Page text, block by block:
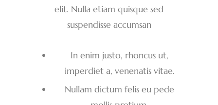
elit. Nulla etiam quisque sed
suspendisse accumsan
In enim justo, rhoncus ut,
imperdiet a, venenatis vitae.
Nullam dictum felis eu pede